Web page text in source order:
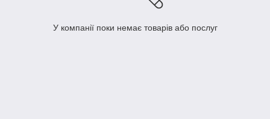
У компанії поки немає товарів або послуг